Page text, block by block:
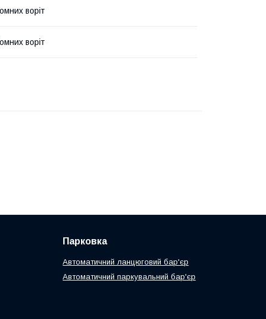
воріт
воріт
Парковка
Автоматичний ланцюговий бар'єр
Автоматичний паркувальний бар'єр